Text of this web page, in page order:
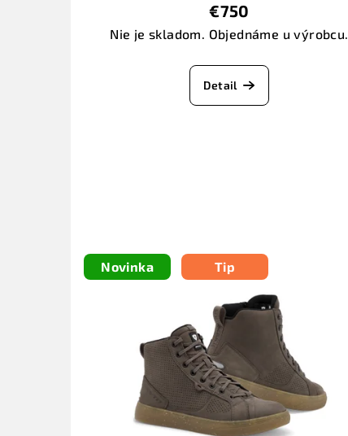
€750
Nie je skladom. Objednáme u výrobcu.
Detail
Novinka Tip